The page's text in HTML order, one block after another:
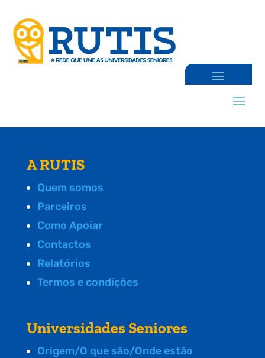
A RUTIS
Quem somos
Parceiros
Como Apoiar
Contactos
Relatórios
Termos e condições
Universidades Seniores
Origem/O que são/Onde estão